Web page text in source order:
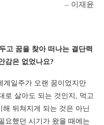
– 이재윤
고 꿈을 찾아 떠나는 결단력
감은 없었나요?
계일주가 오랜 꿈이었지만
로 살아도 되는 것인지, 먹고
뒤쳐지게 되는 것은 아닌
요했던 시기가 왔을 때에는